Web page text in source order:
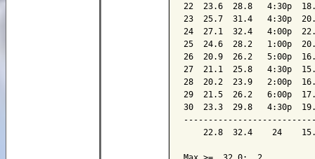
22  23.6  28.8   4:30p
23  25.7  31.4   4:30p
24  27.1  32.4   4:00p
25  24.6  28.2   1:00p
26  20.9  26.2   5:00p
27  21.1  25.8   4:30p
28  20.2  23.9   2:00p
29  21.5  26.2   6:00p
30  23.3  29.8   4:30p
22.8  32.4    24